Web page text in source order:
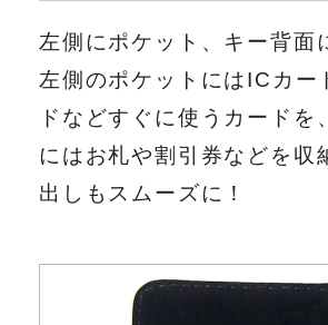
左側にポケット、キー背面
左側のポケットにはICカー
ドなどすぐに使うカードを
にはお札や割引券などを収
出しもスムーズに！